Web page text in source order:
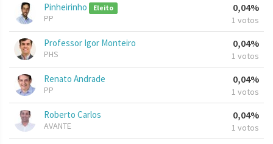
Pinheirinho Eleito
PP
0,04%
1 votos
Professor Igor Monteiro
PHS
0,04%
1 votos
Renato Andrade
PP
0,04%
1 votos
Roberto Carlos
AVANTE
0,04%
1 votos